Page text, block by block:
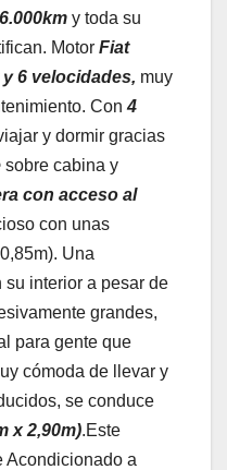
y toda su
Motor Fiat
6 velocidades, muy
Con4
y dormir gracias
sobre cabina y
con acceso al
con unas
Una
interior a pesar de
grandes,
para gente que
cómoda de llevar y
se conduce
x 2,90m).Este
Acondicionado a